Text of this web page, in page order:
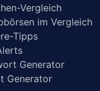
Vergleich
im Vergleich
Tipps
Generator
Generator